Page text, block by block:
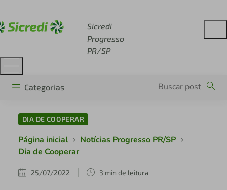
Sicredi
Progresso
PR/SP
Categorias
DIA DE COOPERAR
Página inicial
Notícias Progresso PR/SP
Dia de Cooperar
25/07/2022 3 min de leitura